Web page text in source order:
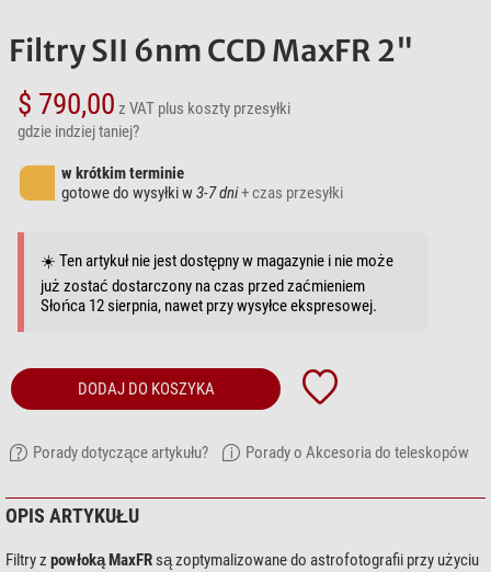
Filtry SII 6nm CCD MaxFR 2"
$ 790,00 z VAT plus koszty przesyłki
gdzie indziej taniej?
w krótkim terminie
gotowe do wysyłki w3-7 dni+ czas przesyłki
☀️ Ten artykuł nie jest dostępny w magazynie i nie może
już zostać dostarczony na czas przed zaćmieniem
Słońca 12 sierpnia, nawet przy wysyłce ekspresowej.
DODAJ DO KOSZYKA
Porady dotyczące artykułu? Porady o Akcesoria do teleskopów
OPIS ARTYKUŁU
Filtry z powłoką MaxFR są zoptymalizowane do astrofotografii przy użyciu